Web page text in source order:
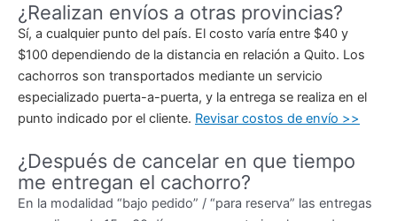
¿Realizan envíos a otras provincias?
Sí, a cualquier punto del país. El costo varía entre $40 y
$100 dependiendo de la distancia en relación a Quito. Los
cachorros son transportados mediante un servicio
especializado puerta-a-puerta, y la entrega se realiza en el
punto indicado por el cliente. Revisar costos de envío >>
¿Después de cancelar en que tiempo
me entregan el cachorro?
En la modalidad “bajo pedido” / “para reserva” las entregas